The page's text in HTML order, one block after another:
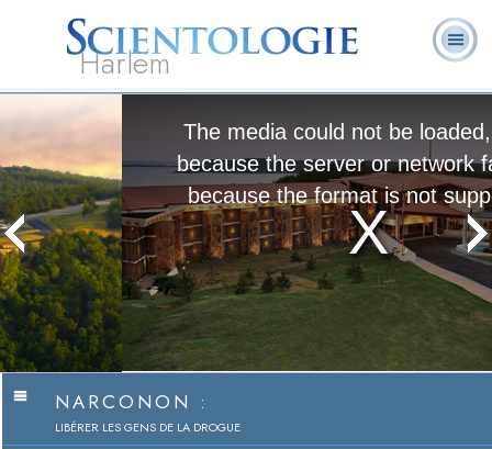
Harlem
Scientologie ?
volontaires
questions
The media could not be loaded, either
because the server or network failed or
because the format is not supported.
Narconon
Regarder la vidéo
NARCONON :
LIBÉRER LES GENS DE LA DROGUE